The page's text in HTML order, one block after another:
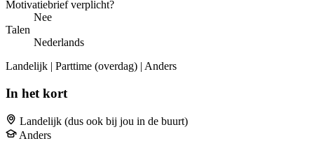
Motivatiebrief verplicht?
Nee
Talen
Nederlands
Landelijk | Parttime (overdag) | Anders
In het kort
Landelijk (dus ook bij jou in de buurt)
Anders